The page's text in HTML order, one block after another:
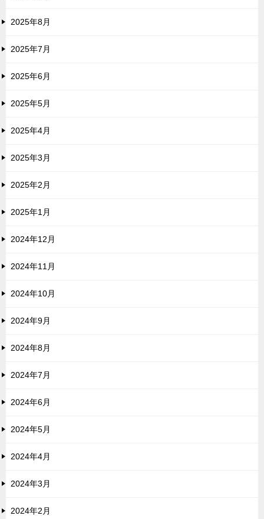
2025年8月
2025年7月
2025年6月
2025年5月
2025年4月
2025年3月
2025年2月
2025年1月
2024年12月
2024年11月
2024年10月
2024年9月
2024年8月
2024年7月
2024年6月
2024年5月
2024年4月
2024年3月
2024年2月